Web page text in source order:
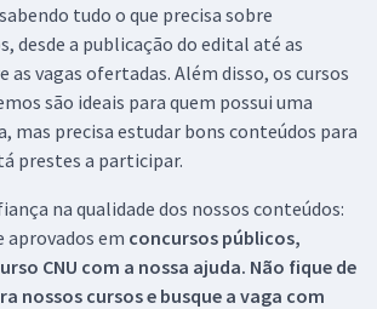
tudo o que precisa sobre
desde a publicação do edital até as
as vagas ofertadas. Além disso, os cursos
são ideais para quem possui uma
mas precisa estudar bons conteúdos para
prestes a participar.
na qualidade dos nossos conteúdos:
em concursos públicos,
CNU com a nossa ajuda. Não fique de
nossos cursos e busque a vaga com